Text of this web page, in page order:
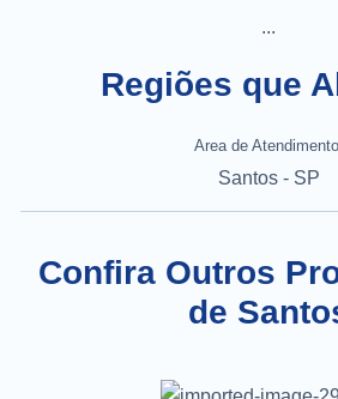
...
Regiões que
Area de
Santos - SP
Confira Outros
de